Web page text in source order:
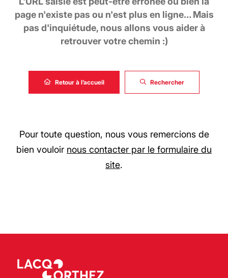
page n'existe pas ou n'est plus en ligne… Mais
pas d'inquiétude, nous allons vous aider à
retrouver votre chemin :)
Retour à l’accueil Rechercher
Pour toute question, nous vous remercions de
bien vouloir nous contacter par le formulaire du
site.